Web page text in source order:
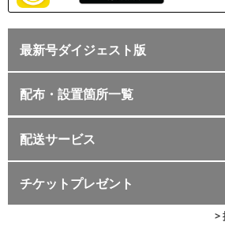
最新号ダイジェスト版
配布・設置箇所一覧
配送サービス
チケットプレゼント
>